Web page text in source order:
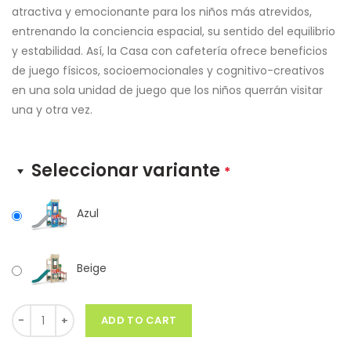
atractiva y emocionante para los niños más atrevidos,
entrenando la conciencia espacial, su sentido del equilibrio
y estabilidad. Así, la Casa con cafetería ofrece beneficios
de juego físicos, socioemocionales y cognitivo-creativos
en una sola unidad de juego que los niños querrán visitar
una y otra vez.
Seleccionar variante *
Azul
Beige
Quantity
ADD TO CART